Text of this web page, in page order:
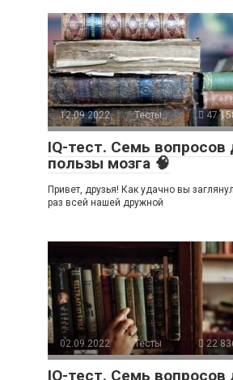
12.09.2022 Тесты 47
IQ-тест. Семь вопросов
пользы мозга 🧠
Привет, друзья! Как удачно вы
раз всей нашей дружной
02.09.2022 Тесты 22
IQ-тест. Семь вопросов